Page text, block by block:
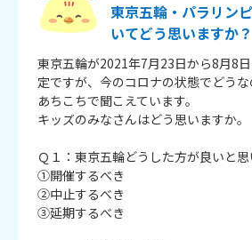
東京五輪・パラリン
いてどう思いますか？
東京五輪が2021年7月23日から8月8
定ですが、今のコロナの状態でどう
あちこちで聞こえています。
キッズのみなさんはどう思いますか。
Ｑ１：東京五輪どうした方が良いと思
①開催するべき
②中止するべき
③延期するべき